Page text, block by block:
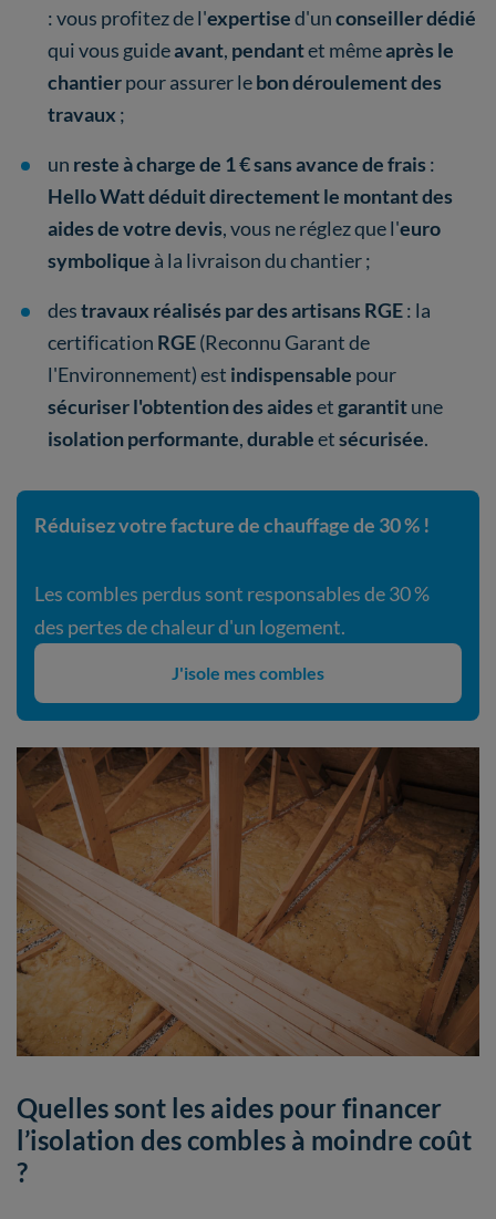
: vous profitez de l'expertised'unconseiller dédié
qui vous guideavant, pendantet mêmeaprès le
chantierpour assurer lebon déroulement des
travaux ;
un reste à charge de 1 € sans avance de frais :
Hello Wattdéduit directement le montant des
aides de votre devis, vous ne réglez que l'euro
symbolique à la livraison du chantier ;
destravaux réalisés par des artisans RGE: la
certification RGE(Reconnu Garant de
l'Environnement) est indispensable pour
sécuriser l'obtention des aidesetgarantitune
isolation performante,durableetsécurisée.
Réduisez votre facture de chauffage de 30 % !
Les combles perdus sont responsables de 30 %
des pertes de chaleur d'un logement.
J'isole mes combles
Quelles sont les aides pour financer
l’isolation des combles à moindre coût
?